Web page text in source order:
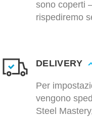
sono coperti
rispediremo
DELIVERY
Per
vengono
Steel